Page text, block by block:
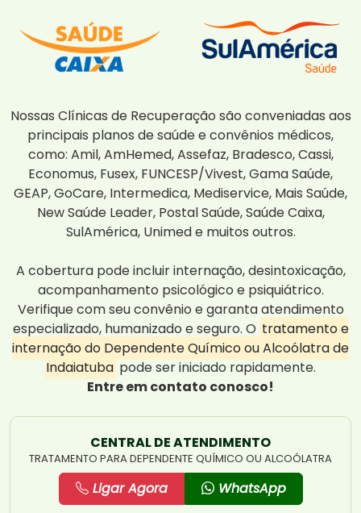
Nossas Clínicas de Recuperação são conveniadas aos
principais planos de saúde e convênios médicos,
como: Amil, AmHemed, Assefaz, Bradesco, Cassi,
Economus, Fusex, FUNCESP/Vivest, Gama Saúde,
GEAP, GoCare, Intermedica, Mediservice, Mais Saúde,
New Saúde Leader, Postal Saúde, Saúde Caixa,
SulAmérica, Unimed e muitos outros.
A cobertura pode incluir internação, desintoxicação,
acompanhamento psicológico e psiquiátrico.
Verifique com seu convênio e garanta atendimento
especializado, humanizado e seguro. O tratamento e
internação do Dependente Químico ou Alcoólatra de
Indaiatuba pode ser iniciado rapidamente.
Entre em contato conosco!
CENTRAL DE ATENDIMENTO
TRATAMENTO PARA DEPENDENTE QUÍMICO OU ALCOÓLATRA
Ligar Agora WhatsApp